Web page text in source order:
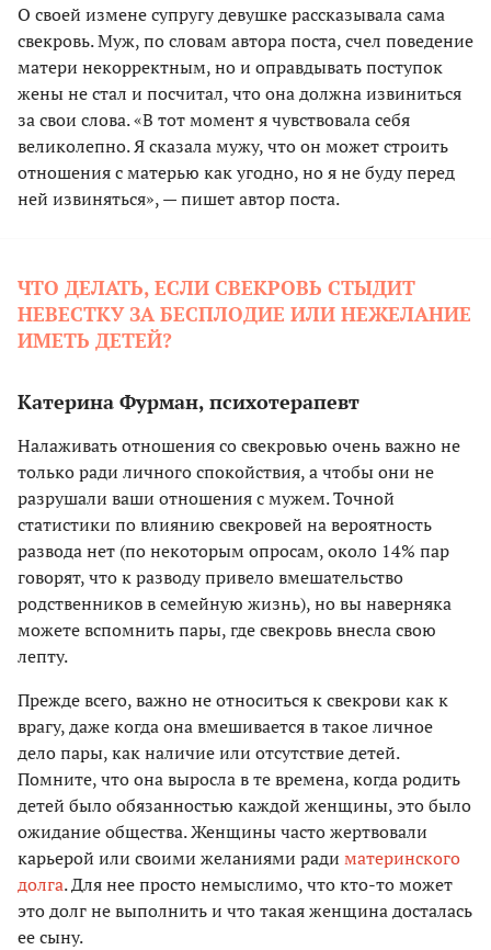
О своей измене супругу девушке рассказывала сама
свекровь. Муж, по словам автора поста, счел поведение
матери некорректным, но и оправдывать поступок
жены не стал и посчитал, что она должна извиниться
за свои слова. «В тот момент я чувствовала себя
великолепно. Я сказала мужу, что он может строить
отношения с матерью как угодно, но я не буду перед
ней извиняться», — пишет автор поста.
ЧТО ДЕЛАТЬ, ЕСЛИ СВЕКРОВЬ СТЫДИТ
НЕВЕСТКУ ЗА БЕСПЛОДИЕ ИЛИ НЕЖЕЛАНИЕ
ИМЕТЬ ДЕТЕЙ?
Катерина Фурман, психотерапевт
Налаживать отношения со свекровью очень важно не
только ради личного спокойствия, а чтобы они не
разрушали ваши отношения с мужем. Точной
статистики по влиянию свекровей на вероятность
развода нет (по некоторым опросам, около 14% пар
говорят, что к разводу привело вмешательство
родственников в семейную жизнь), но вы наверняка
можете вспомнить пары, где свекровь внесла свою
лепту.
Прежде всего, важно не относиться к свекрови как к
врагу, даже когда она вмешивается в такое личное
дело пары, как наличие или отсутствие детей.
Помните, что она выросла в те времена, когда родить
детей было обязанностью каждой женщины, это было
ожидание общества. Женщины часто жертвовали
карьерой или своими желаниями ради материнского
долга. Для нее просто немыслимо, что кто-то может
это долг не выполнить и что такая женщина досталась
ее сыну.